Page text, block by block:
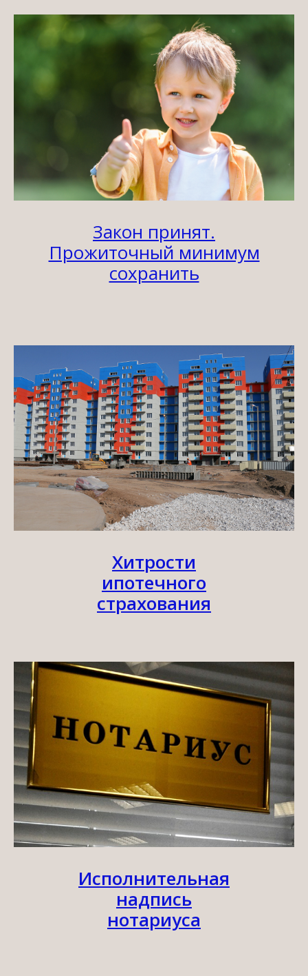
Закон принят.
Прожиточный минимум
сохранить
Хитрости
ипотечного
страхования
Исполнительная
надпись
нотариуса